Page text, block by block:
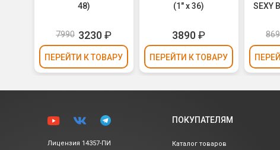
48)
7990 3230₽
ПЕРЕЙТИ К ТОВАРУ
(1" х 36)
3890₽
ПЕРЕЙТИ К ТОВАРУ
SEXY
Лицензия 14357-ПИ
ПОКУПАТЕЛЯМ
Каталог товаров